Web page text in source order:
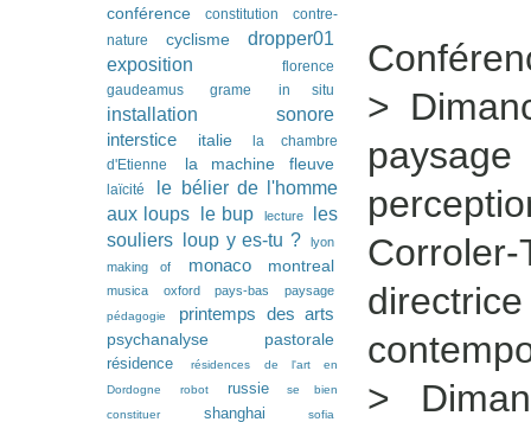
conférence
constitution
contre-
nature
cyclisme
dropper01
exposition
florence
gaudeamus
grame in situ
installation sonore
interstice italie
la chambre
d'Etienne
la machine fleuve
laïcité
le bélier de l'homme
aux loups
le bup lecture
les
souliers loup y es-tu ?
lyon
making of
monaco montreal
musica oxford pays-bas paysage
pédagogie printemps des arts
psychanalyse pastorale
résidence
résidences de l'art en
Dordogne
robot russie
se bien
constituer
shanghai sofia
>
>